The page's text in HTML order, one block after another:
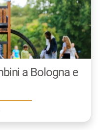
a Bologna e